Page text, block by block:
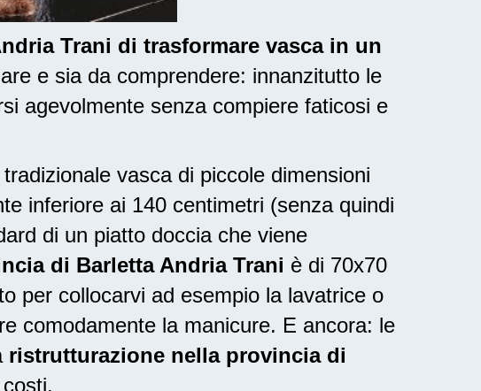
Trani di trasformare vasca in un
e sia da comprendere: innanzitutto le
agevolmente senza compiere faticosi e
vasca di piccole dimensioni
inferiore ai 140 centimetri (senza quindi
di un piatto doccia che viene
di Barletta Andria Trani è di 70x70
per collocarvi ad esempio la lavatrice o
comodamente la manicure. E ancora: le
ristrutturazione nella provincia di